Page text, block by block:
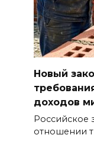
Новый
доходов
Российское
отношении